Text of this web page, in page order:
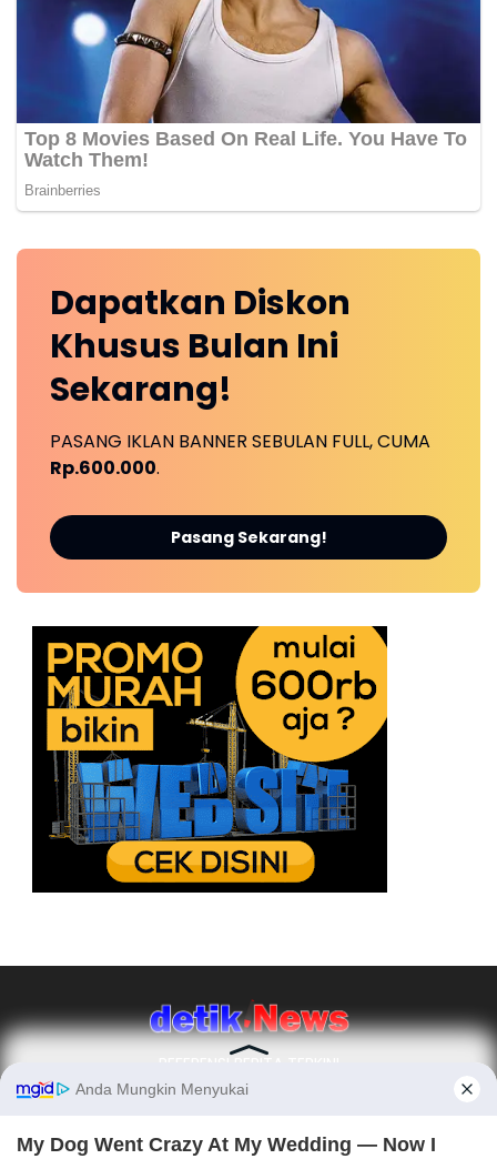
Dapatkan Diskon
Khusus Bulan Ini
Sekarang!
PASANG IKLAN BANNER SEBULAN FULL, CUMA
Rp.600.000.
Pasang Sekarang!